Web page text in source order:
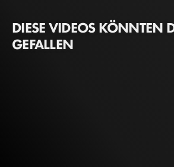
DIESE VIDEOS KÖNNTEN
GEFALLEN